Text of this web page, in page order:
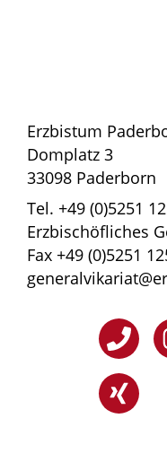
Erzbistum
Domplatz 3
33098 Paderborn
Tel. +49 (0)5251
Erzbischöfliches
Fax +49 (0)5251